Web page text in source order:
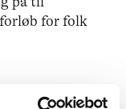
for folk
tilmelding –